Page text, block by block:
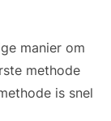
manier om
methode
is snel